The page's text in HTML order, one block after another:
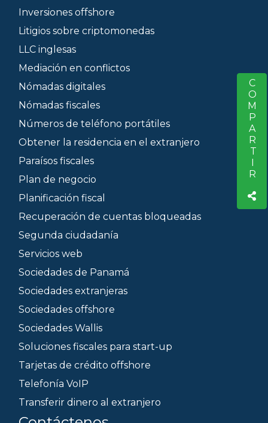
COMPARTIR
Inversiones offshore
Litigios sobre criptomonedas
LLC inglesas
Mediación en conflictos
Nómadas digitales
Nómadas fiscales
Números de teléfono portátiles
Obtener la residencia en el extranjero
Paraísos fiscales
Plan de negocio
Planificación fiscal
Recuperación de cuentas bloqueadas
Segunda ciudadanía
Servicios web
Sociedades de Panamá
Sociedades extranjeras
Sociedades offshore
Sociedades Wallis
Soluciones fiscales para start-up
Tarjetas de crédito offshore
Telefonía VoIP
Transferir dinero al extranjero